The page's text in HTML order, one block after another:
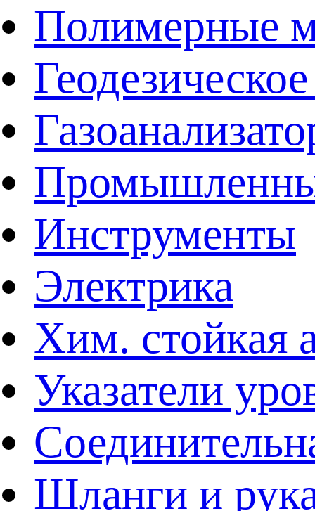
Полимерные
Инструменты
Электрика
Хим. стойкая
Указатели
Шланги и